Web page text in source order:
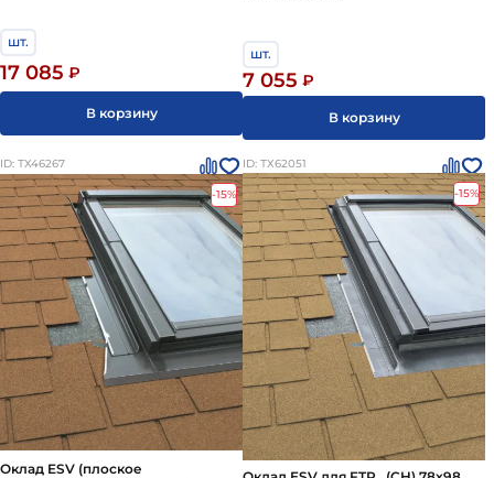
шт.
17 085 ₽
В корзину
шт.
7 055 ₽
В корзину
ID: ТХ46267
-15%
Оклад ESV (плоское
ID: ТХ62051
-15%